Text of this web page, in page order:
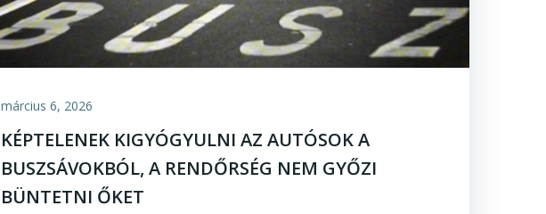
március 6, 2026
KÉPTELENEK KIGYÓGYULNI AZ AUTÓSOK A
BUSZSÁVOKBÓL, A RENDŐRSÉG NEM GYŐZI
BÜNTETNI ŐKET